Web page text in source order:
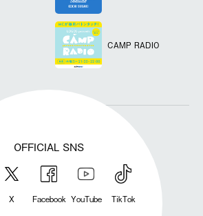
CAMP RADIO
OFFICIAL SNS
X Facebook YouTube TikTok